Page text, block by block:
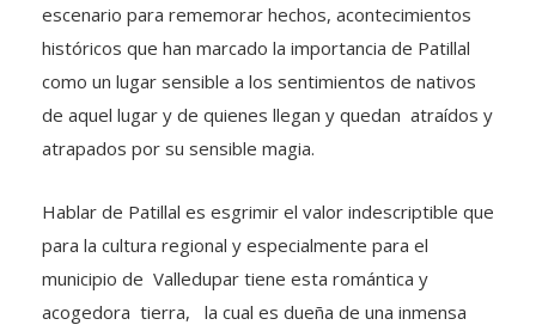
escenario para rememorar hechos, acontecimientos
históricos que han marcado la importancia de Patillal
como un lugar sensible a los sentimientos de nativos
de aquel lugar y de quienes llegan y quedan atraídos y
atrapados por su sensible magia.
Hablar de Patillal es esgrimir el valor indescriptible que
para la cultura regional y especialmente para el
municipio de Valledupar tiene esta romántica y
acogedora tierra, la cual es dueña de una inmensa